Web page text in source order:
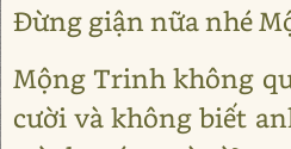
Đừng giận nữa nhé
Mộng Trinh không
cười và không biết